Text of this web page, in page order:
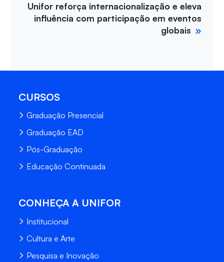
Unifor reforça internacionalização e eleva
influência com participação em eventos
globais
CURSOS
Graduação Presencial
Graduação EAD
Pós-Graduação
Educação Continuada
CONHEÇA A UNIFOR
Institucional
Cultura e Arte
Pesquisa e Inovação